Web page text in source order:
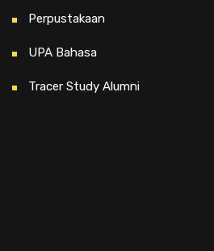
Perpustakaan
UPA Bahasa
Tracer Study Alumni